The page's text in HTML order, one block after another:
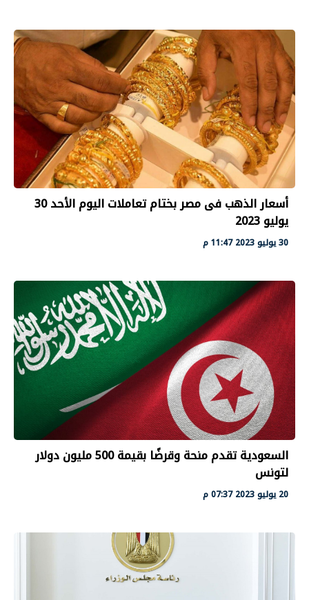
أسعار الذهب فى مصر بختام تعاملات اليوم الأحد 30
يوليو 2023
30 يوليو 2023 11:47 م
السعودية تقدم منحة وقرضًا بقيمة 500 مليون دولار
لتونس
20 يوليو 2023 07:37 م